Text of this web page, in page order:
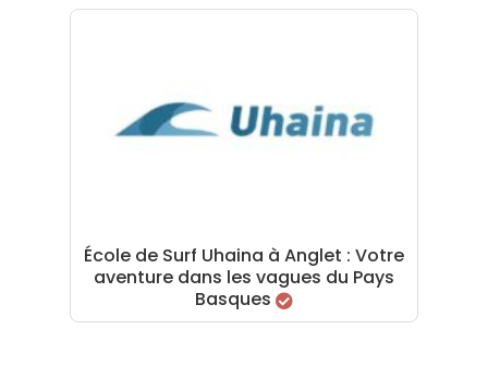
École de Surf Uhaina à Anglet : Votre
aventure dans les vagues du Pays
Basques